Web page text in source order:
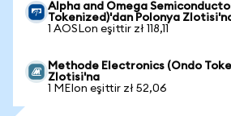
Alpha and Omega
Tokenized)'dan Polonya
1 AOSLon eşittir zł 118,11
Methode Electronics (Ondo
Zlotisi'na
1 MEIon eşittir zł 52,06